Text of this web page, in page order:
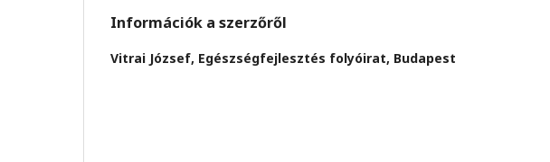
Információk a szerzőről
Vitrai József, Egészségfejlesztés folyóirat, Budapest